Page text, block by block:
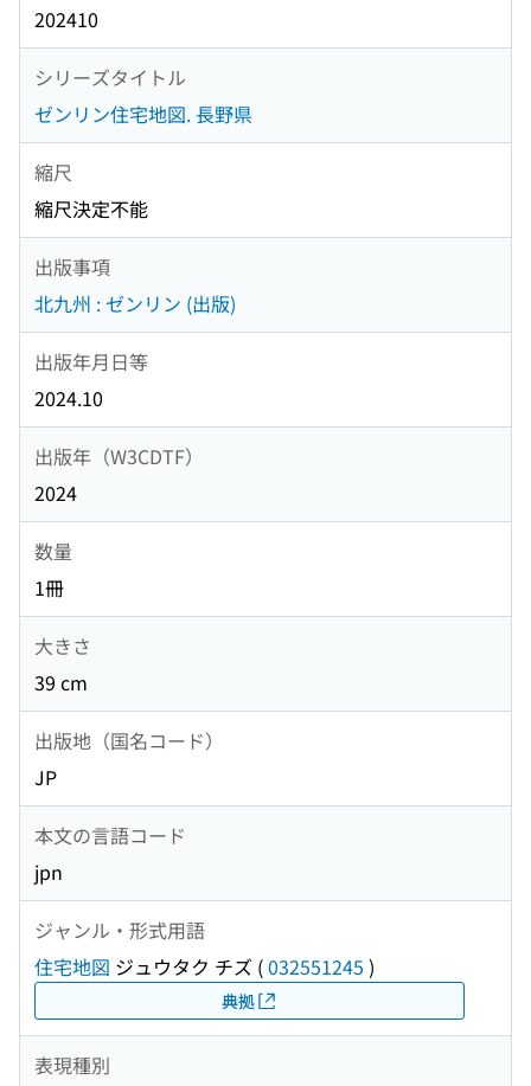
202410
シリーズタイトル
ゼンリン住宅地図. 長野県
縮尺
縮尺決定不能
出版事項
北九州 : ゼンリン (出版)
出版年月日等
2024.10
出版年（W3CDTF）
2024
数量
1冊
大きさ
39 cm
出版地（国名コード）
JP
本文の言語コード
jpn
ジャンル・形式用語
住宅地図 ジュウタク チズ (032551245 )
典拠
表現種別